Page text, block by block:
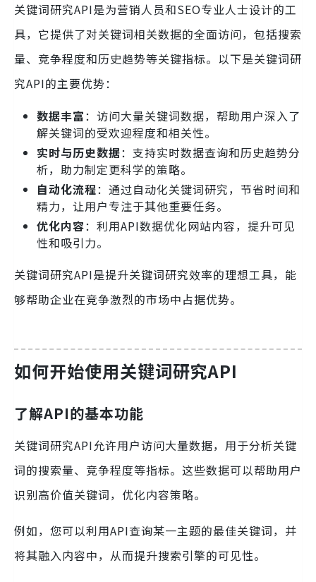
关键词研究API是为营销人员和SEO专业人士设计的工
具，它提供了对关键词相关数据的全面访问，包括搜索
量、竞争程度和历史趋势等关键指标。以下是关键词研
究API的主要优势：
数据丰富：访问大量关键词数据，帮助用户深入了
解关键词的受欢迎程度和相关性。
实时与历史数据：支持实时数据查询和历史趋势分
析，助力制定更科学的策略。
自动化流程：通过自动化关键词研究，节省时间和
精力，让用户专注于其他重要任务。
优化内容：利用API数据优化网站内容，提升可见
性和吸引力。
关键词研究API是提升关键词研究效率的理想工具，能
够帮助企业在竞争激烈的市场中占据优势。
如何开始使用关键词研究API
了解API的基本功能
关键词研究API允许用户访问大量数据，用于分析关键
词的搜索量、竞争程度等指标。这些数据可以帮助用户
识别高价值关键词，优化内容策略。
例如，您可以利用API查询某一主题的最佳关键词，并
将其融入内容中，从而提升搜索引擎的可见性。